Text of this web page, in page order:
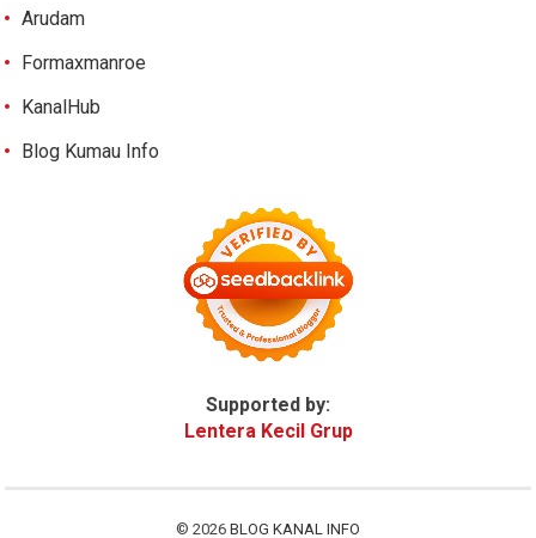
Arudam
Formaxmanroe
KanalHub
Blog Kumau Info
Supported by:
Lentera Kecil Grup
© 2026 BLOG KANAL INFO